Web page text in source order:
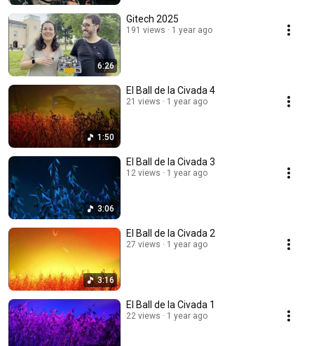
6:26
Gitech 2025
191 views 1 year ago
1:50
El Ball de la Civada 4
21 views 1 year ago
3:06
El Ball de la Civada 3
12 views 1 year ago
3:16
El Ball de la Civada 2
27 views 1 year ago
El Ball de la Civada 1
22 views 1 year ago